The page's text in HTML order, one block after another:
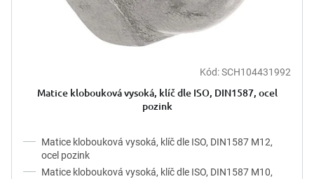
Kód:SCH104431992
Matice klobouková vysoká, klíč dle ISO, DIN1587, ocel
pozink
Matice klobouková vysoká, klíč dle ISO, DIN1587 M12,
ocel pozink
Matice klobouková vysoká, klíč dle ISO, DIN1587 M10,